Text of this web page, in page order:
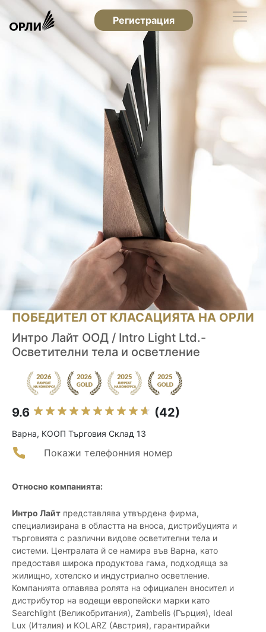
Регистрация
ПОБЕДИТЕЛ ОТ КЛАСАЦИЯТА НА ОРЛИ
Интро Лайт ООД / Intro Light Ltd.-
Осветителни тела и осветление
9.6 (42)
Варна, КООП Търговия Склад 13
Покажи телефонния номер
Относно компанията:
Интро Лайт представлява утвърдена фирма,
специализирана в областта на вноса, дистрибуцията и
търговията с различни видове осветителни тела и
системи. Централата й се намира във Варна, като
предоставя широка продуктова гама, подходяща за
жилищно, хотелско и индустриално осветление.
Компанията оглавява ролята на официален вносител и
дистрибутор на водещи европейски марки като
Searchlight (Великобритания), Zambelis (Гърция), Ideal
Lux (Италия) и KOLARZ (Австрия), гарантирайки